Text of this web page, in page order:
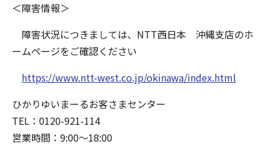
＜障害情報＞
障害状況につきましては、NTT西日本 沖縄支店のホ
ームページをご確認ください
https://www.ntt-west.co.jp/okinawa/index.html
ひかりゆいまーるお客さまセンター
TEL：0120-921-114
営業時間：9:00～18:00